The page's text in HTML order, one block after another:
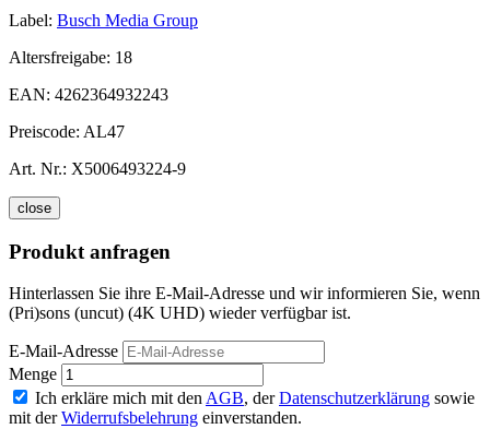
Label: Busch Media Group
Altersfreigabe: 18
EAN: 4262364932243
Preiscode: AL47
Art. Nr.: X5006493224-9
close
Produkt anfragen
Hinterlassen Sie ihre E-Mail-Adresse und wir informieren Sie, wenn
(Pri)sons (uncut) (4K UHD) wieder verfügbar ist.
E-Mail-Adresse
Menge
Ich erkläre mich mit den AGB, derDatenschutzerklärung sowie
mit derWiderrufsbelehrung einverstanden.